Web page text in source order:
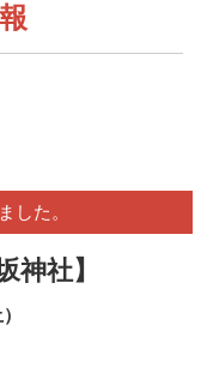
した。
神社】